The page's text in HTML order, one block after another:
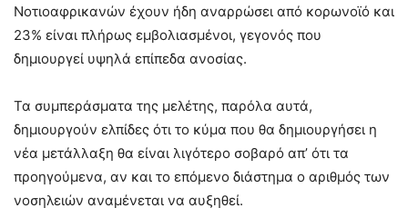
Νοτιοαφρικανών έχουν ήδη αναρρώσει από κορωνοϊό και
23% είναι πλήρως εμβολιασμένοι, γεγονός που
δημιουργεί υψηλά επίπεδα ανοσίας.
Τα συμπεράσματα της μελέτης, παρόλα αυτά,
δημιουργούν ελπίδες ότι το κύμα που θα δημιουργήσει η
νέα μετάλλαξη θα είναι λιγότερο σοβαρό απ’ ότι τα
προηγούμενα, αν και το επόμενο διάστημα ο αριθμός των
νοσηλειών αναμένεται να αυξηθεί.